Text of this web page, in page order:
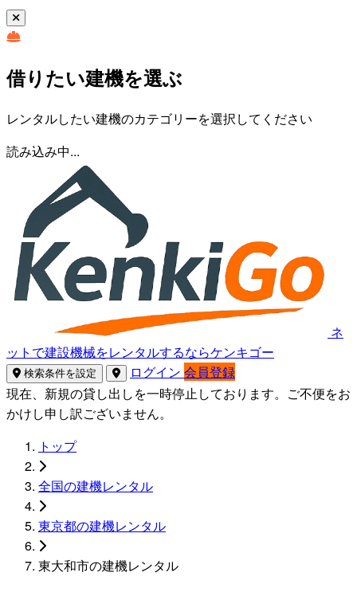
借りたい建機を選ぶ
レンタルしたい建機のカテゴリーを選択してください
読み込み中...
ネ
ットで建設機械をレンタルするならケンキゴー
検索条件を設定 ログイン 会員登録
現在、新規の貸し出しを一時停止しております。ご不便をお
かけし申し訳ございません。
トップ
全国の建機レンタル
東京都の建機レンタル
東大和市の建機レンタル